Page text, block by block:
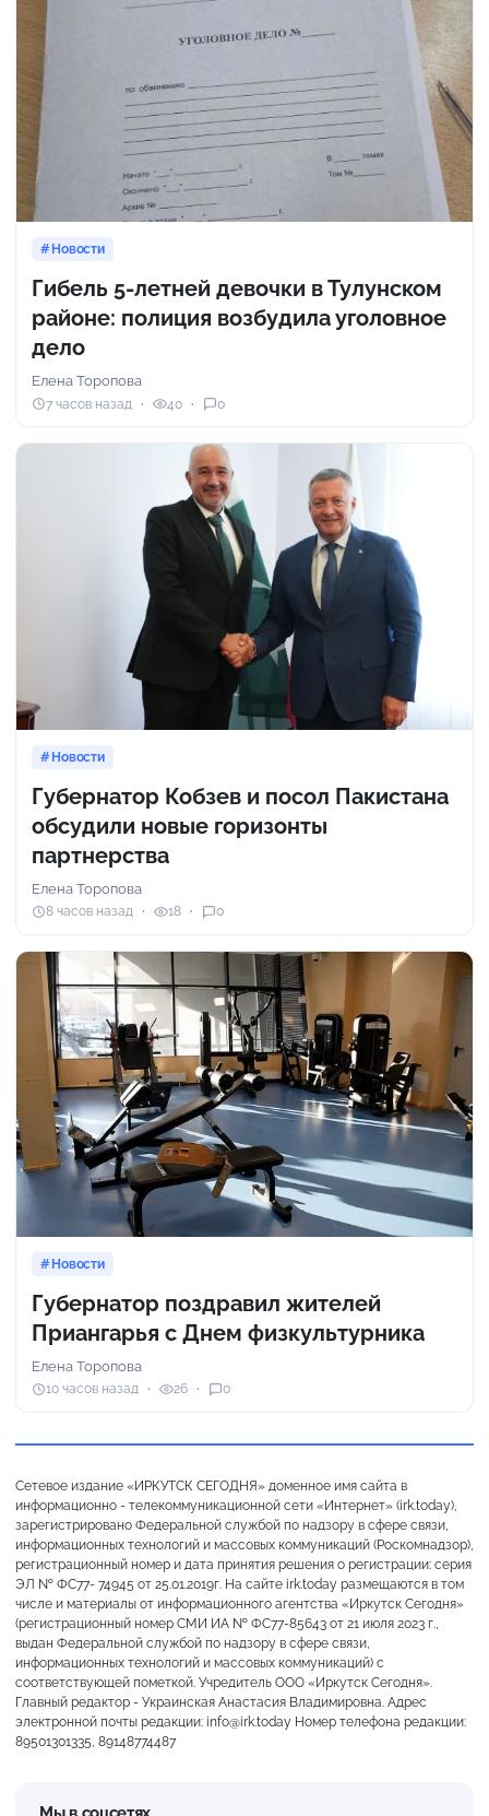
Новости
Гибель 5-летней девочки в Тулунском
районе: полиция возбудила уголовное
дело
Елена Торопова
7 часов назад 40 0
Новости
Губернатор Кобзев и посол Пакистана
обсудили новые горизонты
партнерства
Елена Торопова
8 часов назад 18 0
Новости
Губернатор поздравил жителей
Приангарья с Днем физкультурника
Елена Торопова
10 часов назад 26 0
Сетевое издание «ИРКУТСК СЕГОДНЯ» доменное имя сайта в
информационно - телекоммуникационной сети «Интернет» (irk.today),
зарегистрировано Федеральной службой по надзору в сфере связи,
информационных технологий и массовых коммуникаций (Роскомнадзор),
регистрационный номер и дата принятия решения о регистрации: серия
ЭЛ № ФС77- 74945 от 25.01.2019г. На сайте irk.today размещаются в том
числе и материалы от информационного агентства «Иркутск Сегодня»
(регистрационный номер СМИ ИА № ФС77-85643 от 21 июля 2023 г.,
выдан Федеральной службой по надзору в сфере связи,
информационных технологий и массовых коммуникаций) с
соответствующей пометкой. Учредитель ООО «Иркутск Сегодня».
Главный редактор - Украинская Анастасия Владимировна. Адрес
электронной почты редакции: info@irk.today Номер телефона редакции:
89501301335, 89148774487